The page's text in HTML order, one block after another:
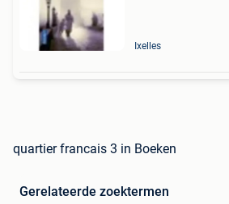
Ixelles
quartier francais 3 in Boeken
Gerelateerde zoektermen